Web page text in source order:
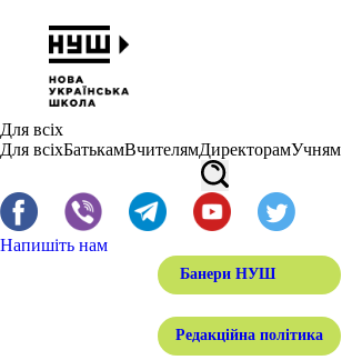
Для всіх
Для всіхБатькамВчителямДиректорамУчням
Напишіть нам
Банери НУШ
Редакційна політика